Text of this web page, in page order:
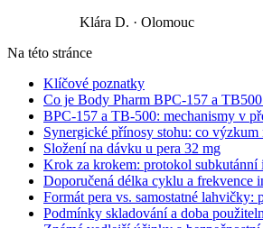
Klára D. · Olomouc
Na této stránce
Klíčové poznatky
Co je Body Pharm BPC-157 a TB500
BPC-157 a TB-500: mechanismy v
Synergické přínosy stohu: co výzkum
Složení na dávku u pera 32 mg
Krok za krokem: protokol subkutánní
Doporučená délka cyklu a frekvence
Formát pera vs. samostatné lahvičky:
Podmínky skladování a doba